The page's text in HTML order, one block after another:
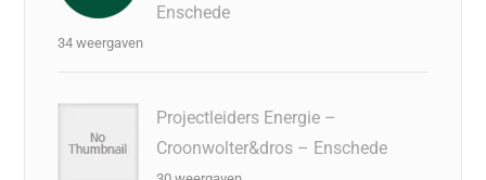
Enschede
34 weergaven
Projectleiders Energie –
Croonwolter&dros – Enschede